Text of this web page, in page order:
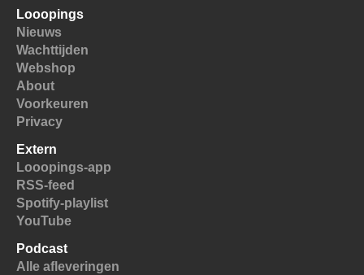
Looopings
Nieuws
Wachttijden
Webshop
About
Voorkeuren
Privacy
Extern
Looopings-app
RSS-feed
Spotify-playlist
YouTube
Podcast
Alle afleveringen